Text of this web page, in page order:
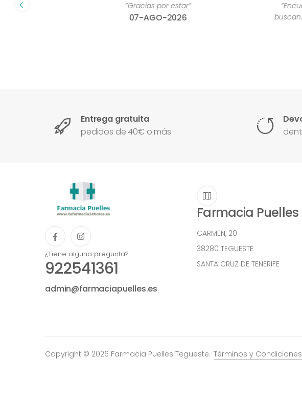
“Gracias por estar”
07-AGO-2026
buscan.
Entrega gratuita
pedidos de 40€ o más
¿Tiene alguna pregunta?
922541361
admin@farmaciapuelles.es
Farmacia
CARMEN, 20
38280 TEGUESTE
SANTA CRUZ DE TENERIFE
Copyright © 2026 Farmacia Puelles Tegueste. Términos y Condiciones